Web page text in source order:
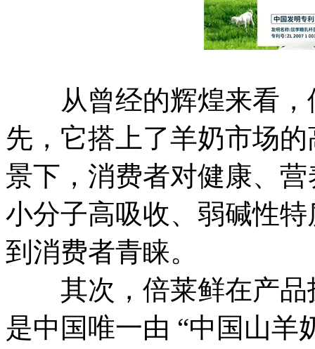
从曾经的辉煌来看，
先，它搭上了羊奶市场
景下，消费者对健康、
小分子高吸收、弱碱性
到消费者青睐。
其次，倍莱鲜在产品
是中国唯一由 “中国山羊